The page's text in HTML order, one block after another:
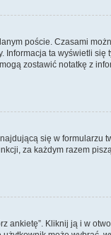
poście. Czasami
Informacja ta wyświetli się
zostawić notatkę z
się w formularzu
za każdym razem
ankietę”. Kliknij ją i w